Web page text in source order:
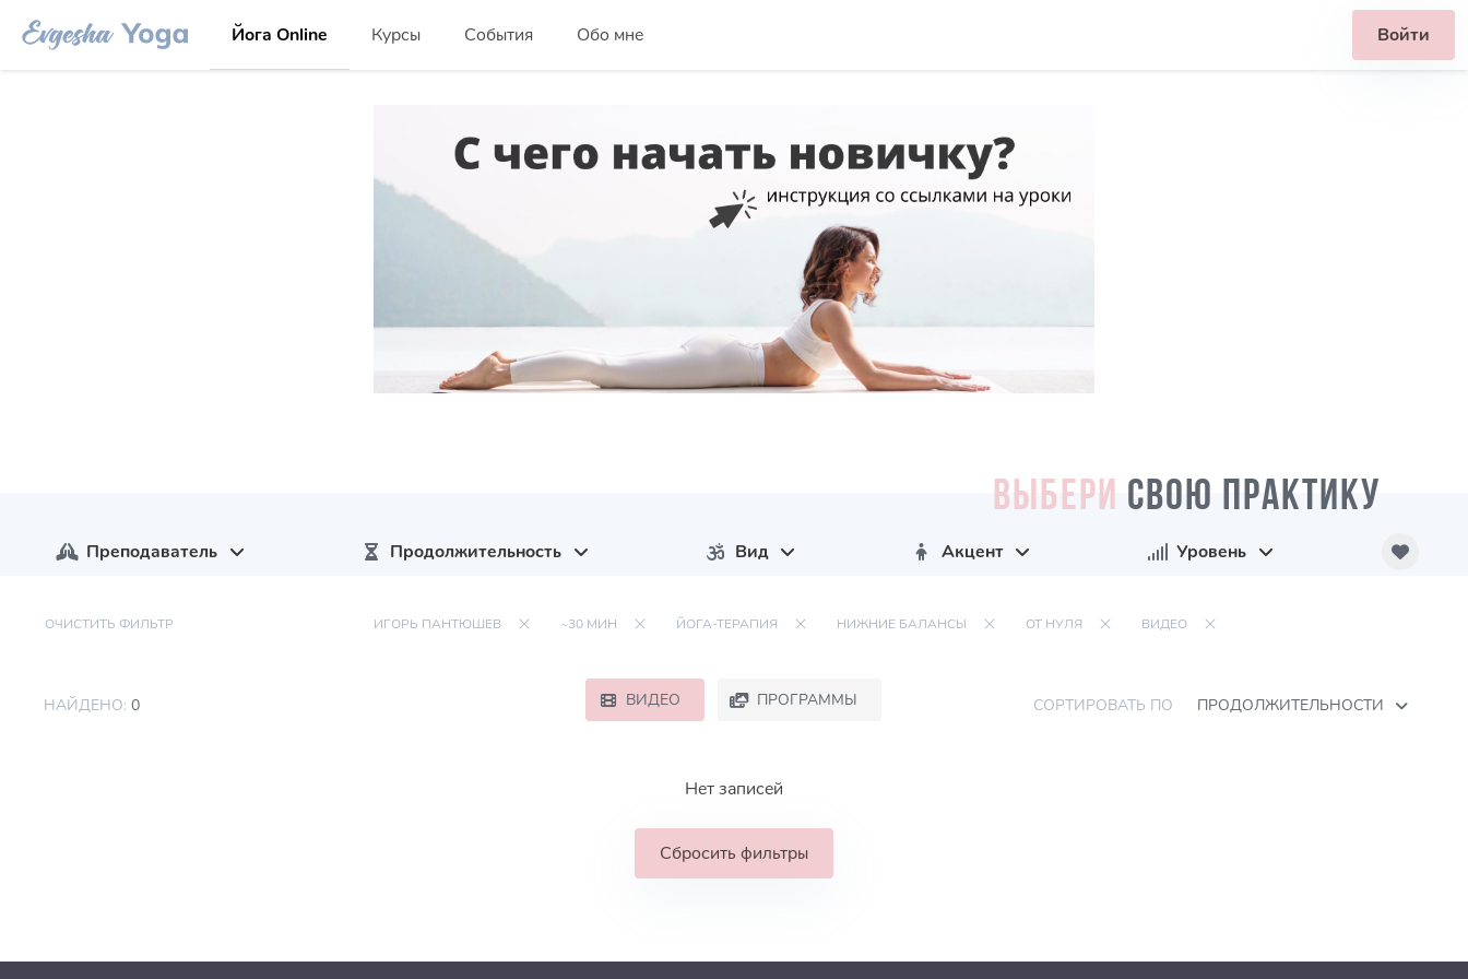
Йога Online Курсы События Обо мне Войти
ВЫБЕРИ СВОЮ ПРАКТИКУ
Преподаватель Продолжительность Вид Акцент Уровень
ОЧИСТИТЬ ФИЛЬТР ИГОРЬ ПАНТЮШЕВ ~30 МИН ЙОГА-ТЕРАПИЯ НИЖНИЕ БАЛАНСЫ ОТ НУЛЯ ВИДЕО
НАЙДЕНО: 0 ВИДЕО ПРОГРАММЫ СОРТИРОВАТЬ ПО ПРОДОЛЖИТЕЛЬНОСТИ
Нет записей
Сбросить фильтры